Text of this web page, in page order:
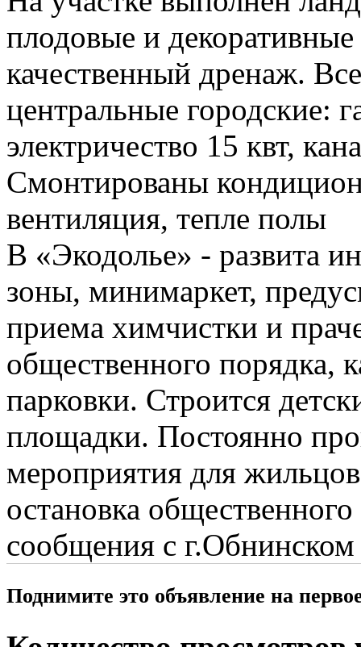
плодовые и
качественный дренаж.
центральные городские:
электричество 15 квт,
Смонтированы
вентиляция, тепле полы
В «Экодолье» - развита
зоны, минимаркет,
приема химчистки и
общественного порядка,
парковки. Строится
площадки. Постоянно
мероприятия для
остановка
сообщения с г.Обнинском
Поднимите это объявление на